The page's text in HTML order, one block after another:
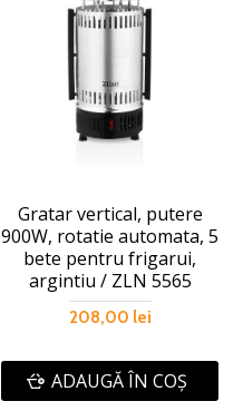
Gratar vertical, putere
900W, rotatie automata, 5
bete pentru frigarui,
argintiu / ZLN 5565
208,00 lei
ADAUGĂ ÎN COŞ